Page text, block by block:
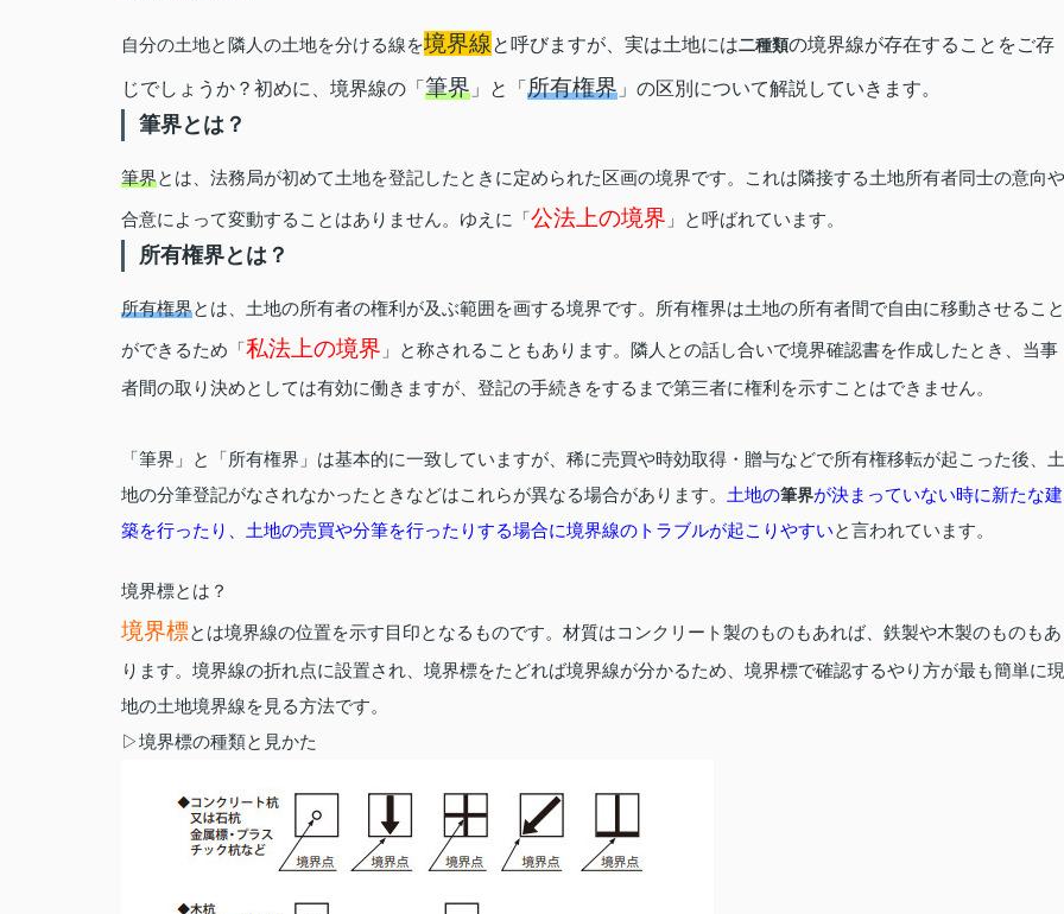
自分の土地と隣人の土地を分ける線を境界線 と呼びますが、実は土地には二種類の境界線が存在することをご存
じでしょうか？初めに、境界線の「 筆界 」と「 所有権界 」の区別について解説していきます。
筆界とは？
筆界とは、法務局が初めて土地を登記したときに定められた区画の境界です。これは隣接する土地所有者同士の意向や
合意によって変動することはありません。ゆえに「公法上の境界 」と呼ばれています。
所有権界とは？
所有権界とは、土地の所有者の権利が及ぶ範囲を画する境界です。所有権界は土地の所有者間で自由に移動させること
ができるため「私法上の境界 」と称されることもあります。隣人との話し合いで境界確認書を作成したとき、当事
者間の取り決めとしては有効に働きますが、登記の手続きをするまで第三者に権利を示すことはできません。
「筆界」と「所有権界」は基本的に一致していますが、稀に売買や時効取得・贈与などで所有権移転が起こった後、土
地の分筆登記がなされなかったときなどはこれらが異なる場合があります。 土地の筆界が決まっていない時に新たな建
築を行ったり、土地の売買や分筆を行ったりする場合に境界線のトラブルが起こりやすいと言われています。
境界標とは？
境界標とは境界線の位置を示す目印となるものです。材質はコンクリート製のものもあれば、鉄製や木製のものもあ
ります。境界線の折れ点に設置され、境界標をたどれば境界線が分かるため、境界標で確認するやり方が最も簡単に現
地の土地境界線を見る方法です。
▷境界標の種類と見かた